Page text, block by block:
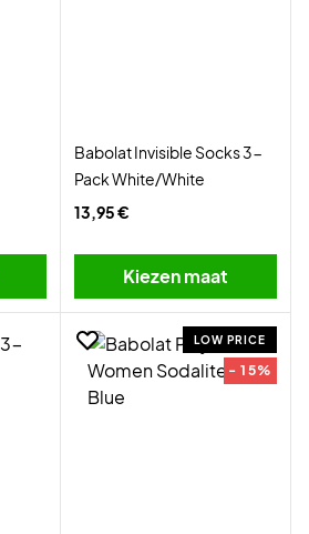
Babolat Invisible Socks 3-
Pack White/White
13,95 €
Kiezen maat
LOW PRICE
- 15%